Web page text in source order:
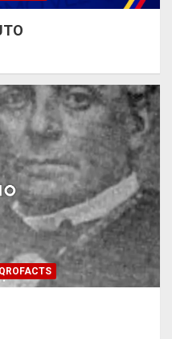
QROFACTS